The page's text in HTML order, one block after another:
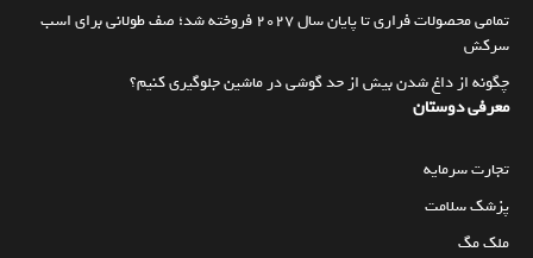
تمامی محصولات فراری تا پایان سال ۲۰۲۷ فروخته شد؛ صف طولانی برای اسب
سرکش
چگونه از داغ شدن بیش از حد گوشی در ماشین جلوگیری کنیم؟
معرفی دوستان
تجارت سرمایه
پزشک سلامت
ملک مگ